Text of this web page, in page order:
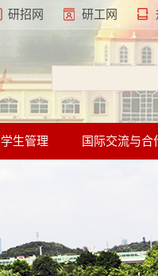
研招网 研工网
学生管理 国际交流与合